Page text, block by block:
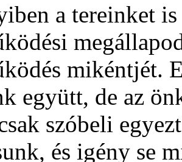
a tereinket
mikéntjét.
együtt, de az
szóbeli
és igény se